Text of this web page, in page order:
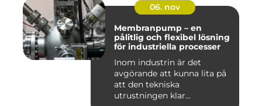
06. nov
Membranpump – en
pålitlig och flexibel lösning
för industriella processer
Inom industrin är det
avgörande att kunna lita på
att den tekniska
utrustningen klar...